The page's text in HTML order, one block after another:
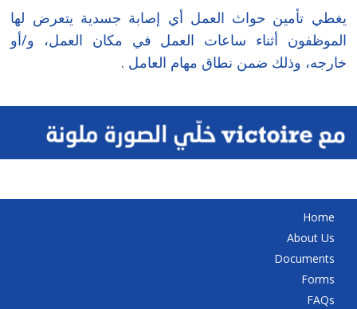
يغطي تأمين حواث العمل أي إصابة جسدية يتعرض لها
الموظفون أثناء ساعات العمل في مكان العمل، و/أو
خارجه، وذلك ضمن نطاق مهام العامل .
Home
About Us
Documents
Forms
FAQs